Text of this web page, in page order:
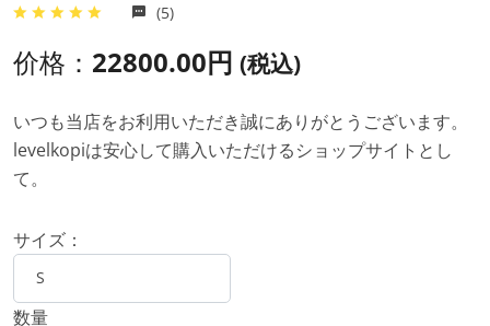
(5)
价格： 22800.00円 (税込)
いつも当店をお利用いただき誠にありがとうございます。
levelkopiは安心して購入いただけるショップサイトとし
て。
サイズ：
数量